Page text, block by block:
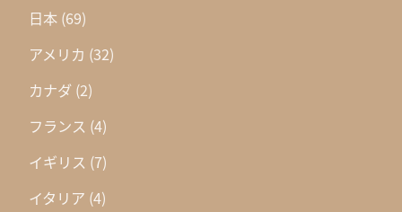
日本 (69)
アメリカ (32)
カナダ (2)
フランス (4)
イギリス (7)
イタリア (4)